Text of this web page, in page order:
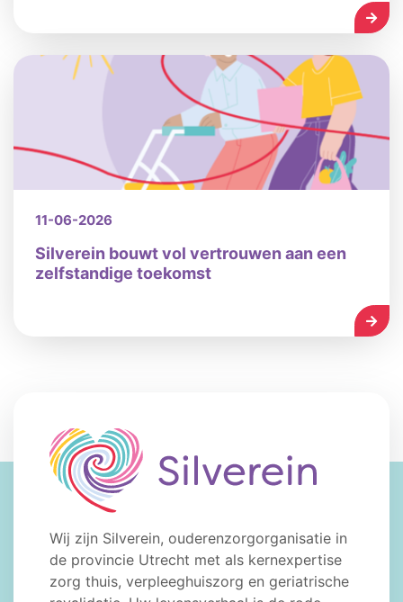
11-06-2026
Silverein bouwt vol vertrouwen aan een
zelfstandige toekomst
Wij zijn Silverein, ouderenzorgorganisatie in
de provincie Utrecht met als kernexpertise
zorg thuis, verpleeghuiszorg en geriatrische